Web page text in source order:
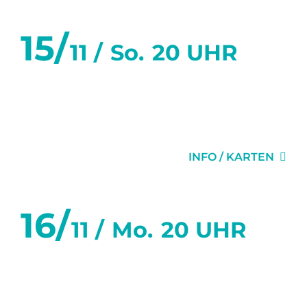
15/11 / So. 20 UHR
INFO / KARTEN
16/11 / Mo. 20 UHR